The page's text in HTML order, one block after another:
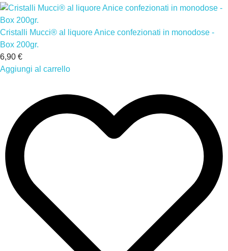
Cristalli Mucci® al liquore Anice confezionati in monodose -
Box 200gr.
6,90 €
Aggiungi al carrello